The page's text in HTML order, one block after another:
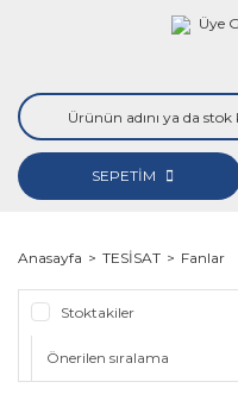
Üye
SEPETİM
Anasayfa TESİSAT Fanlar
Stoktakiler